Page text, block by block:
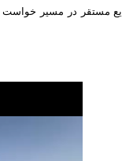
مستقر در مسیر